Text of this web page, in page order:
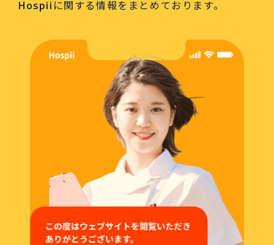
導入メリット
Hospiiブログ
Hospiiに関する情報をまとめております。